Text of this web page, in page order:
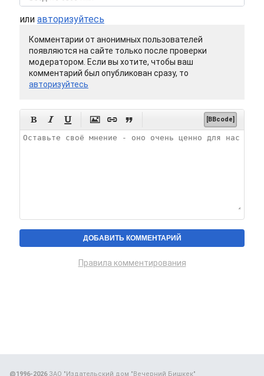
или авторизуйтесь
Комментарии от анонимных пользователей
появляются на сайте только после проверки
модератором. Если вы хотите, чтобы ваш
комментарий был опубликован сразу, то
авторизуйтесь
      [BBcode]
Правила комментирования
@1996-2026ЗАО "Издательский дом "Вечерний Бишкек"